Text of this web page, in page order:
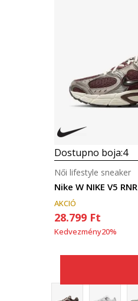
Dostupno boja:4
Nike W NIKE V5 RNR
Női lifestyle sneaker
AKCIÓ
28.799 Ft
Kedvezmény20%